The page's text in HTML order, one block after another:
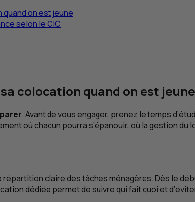
on est jeune
selon leCIC
colocation quand on est jeune
. Avant de vous engager, prenez le temps
où chacun pourra s’épanouir, où la gestion
répartition claire des tâches ménagères. Dès le
dédiée permet de suivre qui fait quoi et